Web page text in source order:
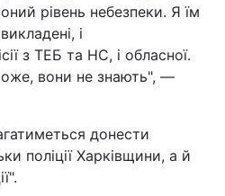
рівень небезпеки. Я їм
і
з ТЕБ та НС, і обласної.
вони не знають", —
донести
поліції Харківщини, а й